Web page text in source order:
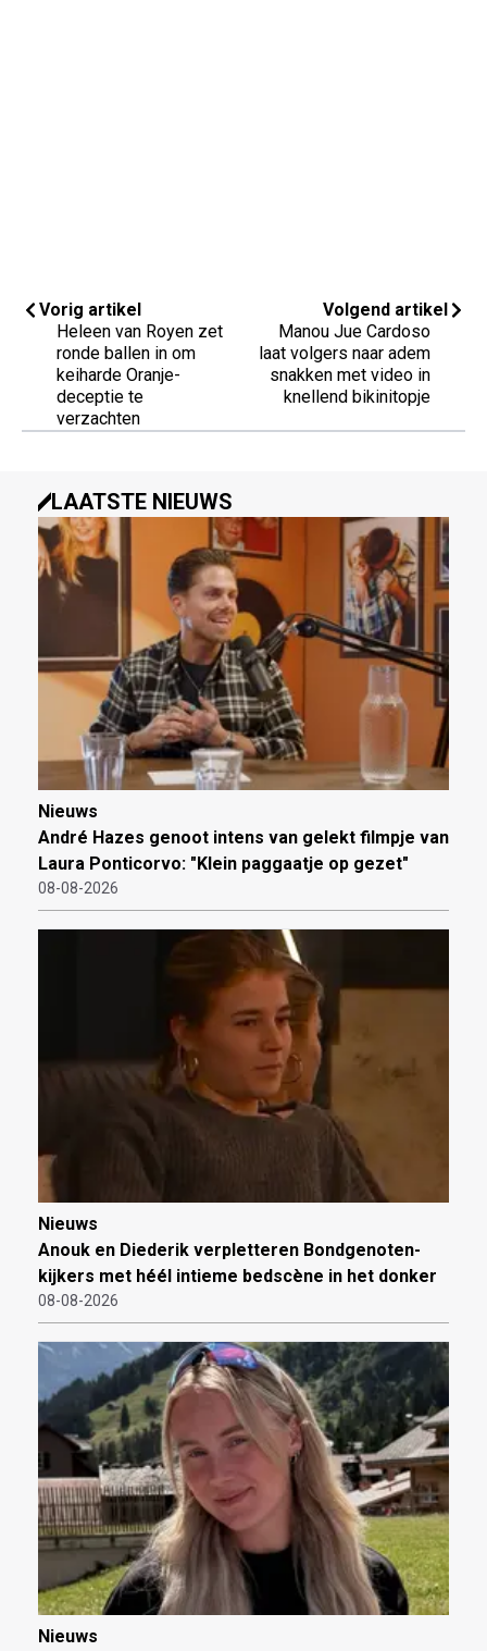
Vorig artikel
Heleen van Royen zet
ronde ballen in om
keiharde Oranje-
deceptie te
verzachten
Volgend artikel
Manou Jue Cardoso
laat volgers naar adem
snakken met video in
knellend bikinitopje
LAATSTE NIEUWS
Nieuws
André Hazes genoot intens van gelekt filmpje van
Laura Ponticorvo: "Klein paggaatje op gezet"
08-08-2026
Nieuws
Anouk en Diederik verpletteren Bondgenoten-
kijkers met héél intieme bedscène in het donker
08-08-2026
Nieuws